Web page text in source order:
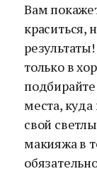
Вам
краситься,
только в
места,
свой
макияжа в